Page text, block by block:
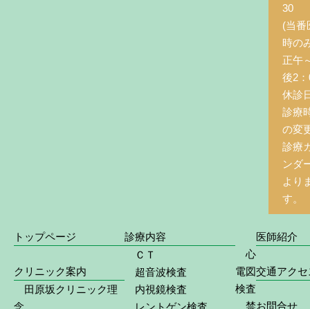
30
(当番
時の
正午
後2
休診
診療
の変
診療
ンダ
より
す。
トップページ
クリニック案内
田原坂クリニック理
念
診療内容
ＣＴ
超音波検査
内視鏡検査
レントゲン検査
心
電図
検査
禁
医師紹介
交通アクセ
お問合せ